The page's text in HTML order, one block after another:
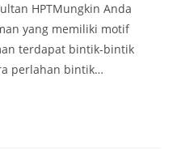
HPTMungkin Anda
yang memiliki motif
terdapat bintik-bintik
perlahan bintik…